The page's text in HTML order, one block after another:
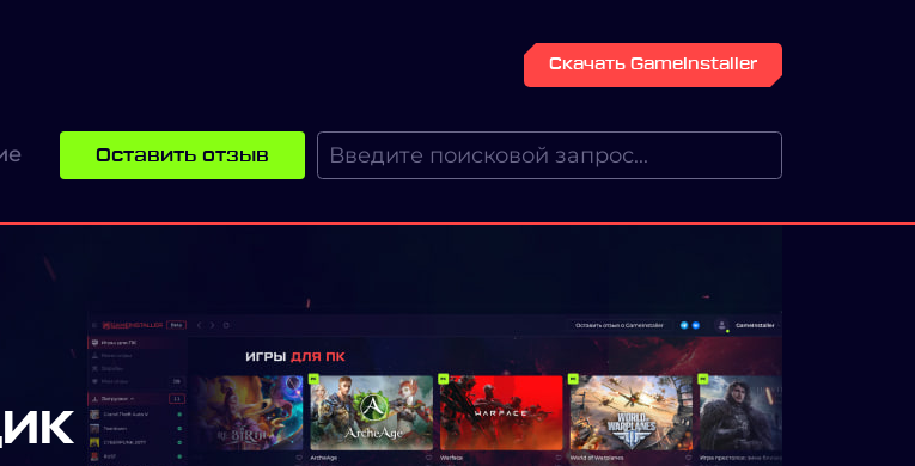
Скачать GameInstaller
Оставить отзыв